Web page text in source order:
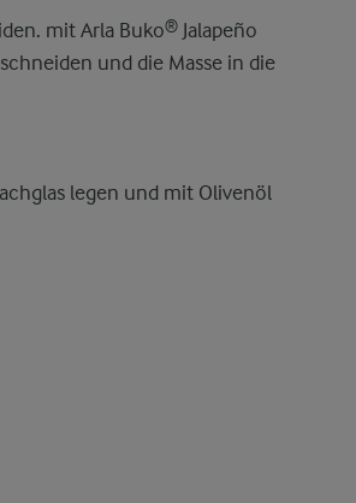
mit Arla Buko® Jalapeño
und die Masse in die
legen und mit Olivenöl